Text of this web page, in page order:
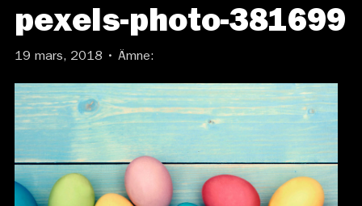
pexels-photo-381699
19 mars, 2018 • Ämne: